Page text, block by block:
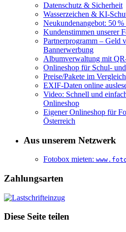
Datenschutz & Sicherheit
Wasserzeichen & KI-
Neukundenangebot: 50
Kundenstimmen unserer
Partnerprogramm – Geld
Bannerwerbung
Albumverwaltung mit
Onlineshop für Schul-
Preise/Pakete im Vergleich
EXIF-Daten online
Video: Schnell und
Onlineshop
Eigener Onlineshop für
Österreich
Aus unserem Netzwerk
Fotobox mieten:
Zahlungsarten
Diese Seite teilen